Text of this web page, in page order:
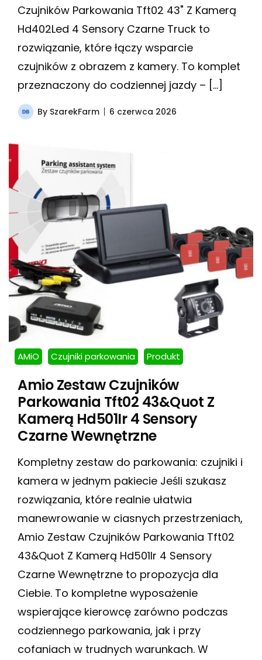
Czujników Parkowania Tft02 43" Z Kamerą
Hd402Led 4 Sensory Czarne Truck to
rozwiązanie, które łączy wsparcie
czujników z obrazem z kamery. To komplet
przeznaczony do codziennej jazdy – […]
By SzarekFarm 6 czerwca 2026
AMiO Czujniki parkowania Produkt
Amio Zestaw Czujników
Parkowania Tft02 43&Quot Z
Kamerą Hd501Ir 4 Sensory
Czarne Wewnętrzne
Kompletny zestaw do parkowania: czujniki i
kamera w jednym pakiecie Jeśli szukasz
rozwiązania, które realnie ułatwia
manewrowanie w ciasnych przestrzeniach,
Amio Zestaw Czujników Parkowania Tft02
43&Quot Z Kamerą Hd501Ir 4 Sensory
Czarne Wewnętrzne to propozycja dla
Ciebie. To kompletne wyposażenie
wspierające kierowcę zarówno podczas
codziennego parkowania, jak i przy
cofaniach w trudnych warunkach. W